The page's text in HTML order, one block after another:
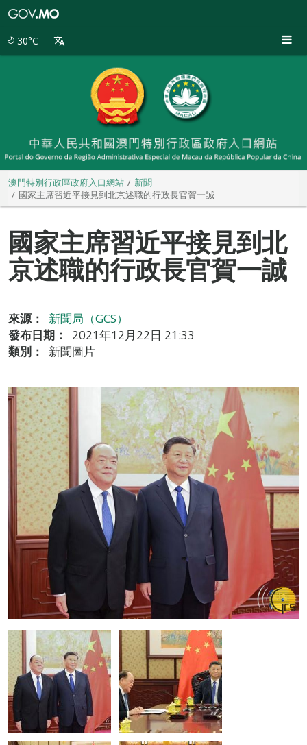
30°C
澳門特別行政區政府入口網站
新聞
國家主席習近平接見到北京述職的行政長官賀一誠
國家主席習近平接見到北
京述職的行政長官賀一誠
來源：
新聞局（GCS）
發布日期：
2021年12月22日 21:33
類別：
新聞圖片